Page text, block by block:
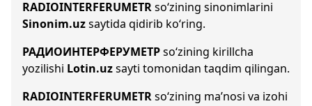
RADIOINTERFERUMETRso‘zining sinonimlarini
Sinonim.uzsaytida qidirib ko‘ring.
РАДИОИНТЕРФЕРУМЕТРso‘zining kirillcha
yozilishi Lotin.uzsayti tomonidan taqdim qilingan.
RADIOINTERFERUMETRso‘zining ma’nosi va izohi